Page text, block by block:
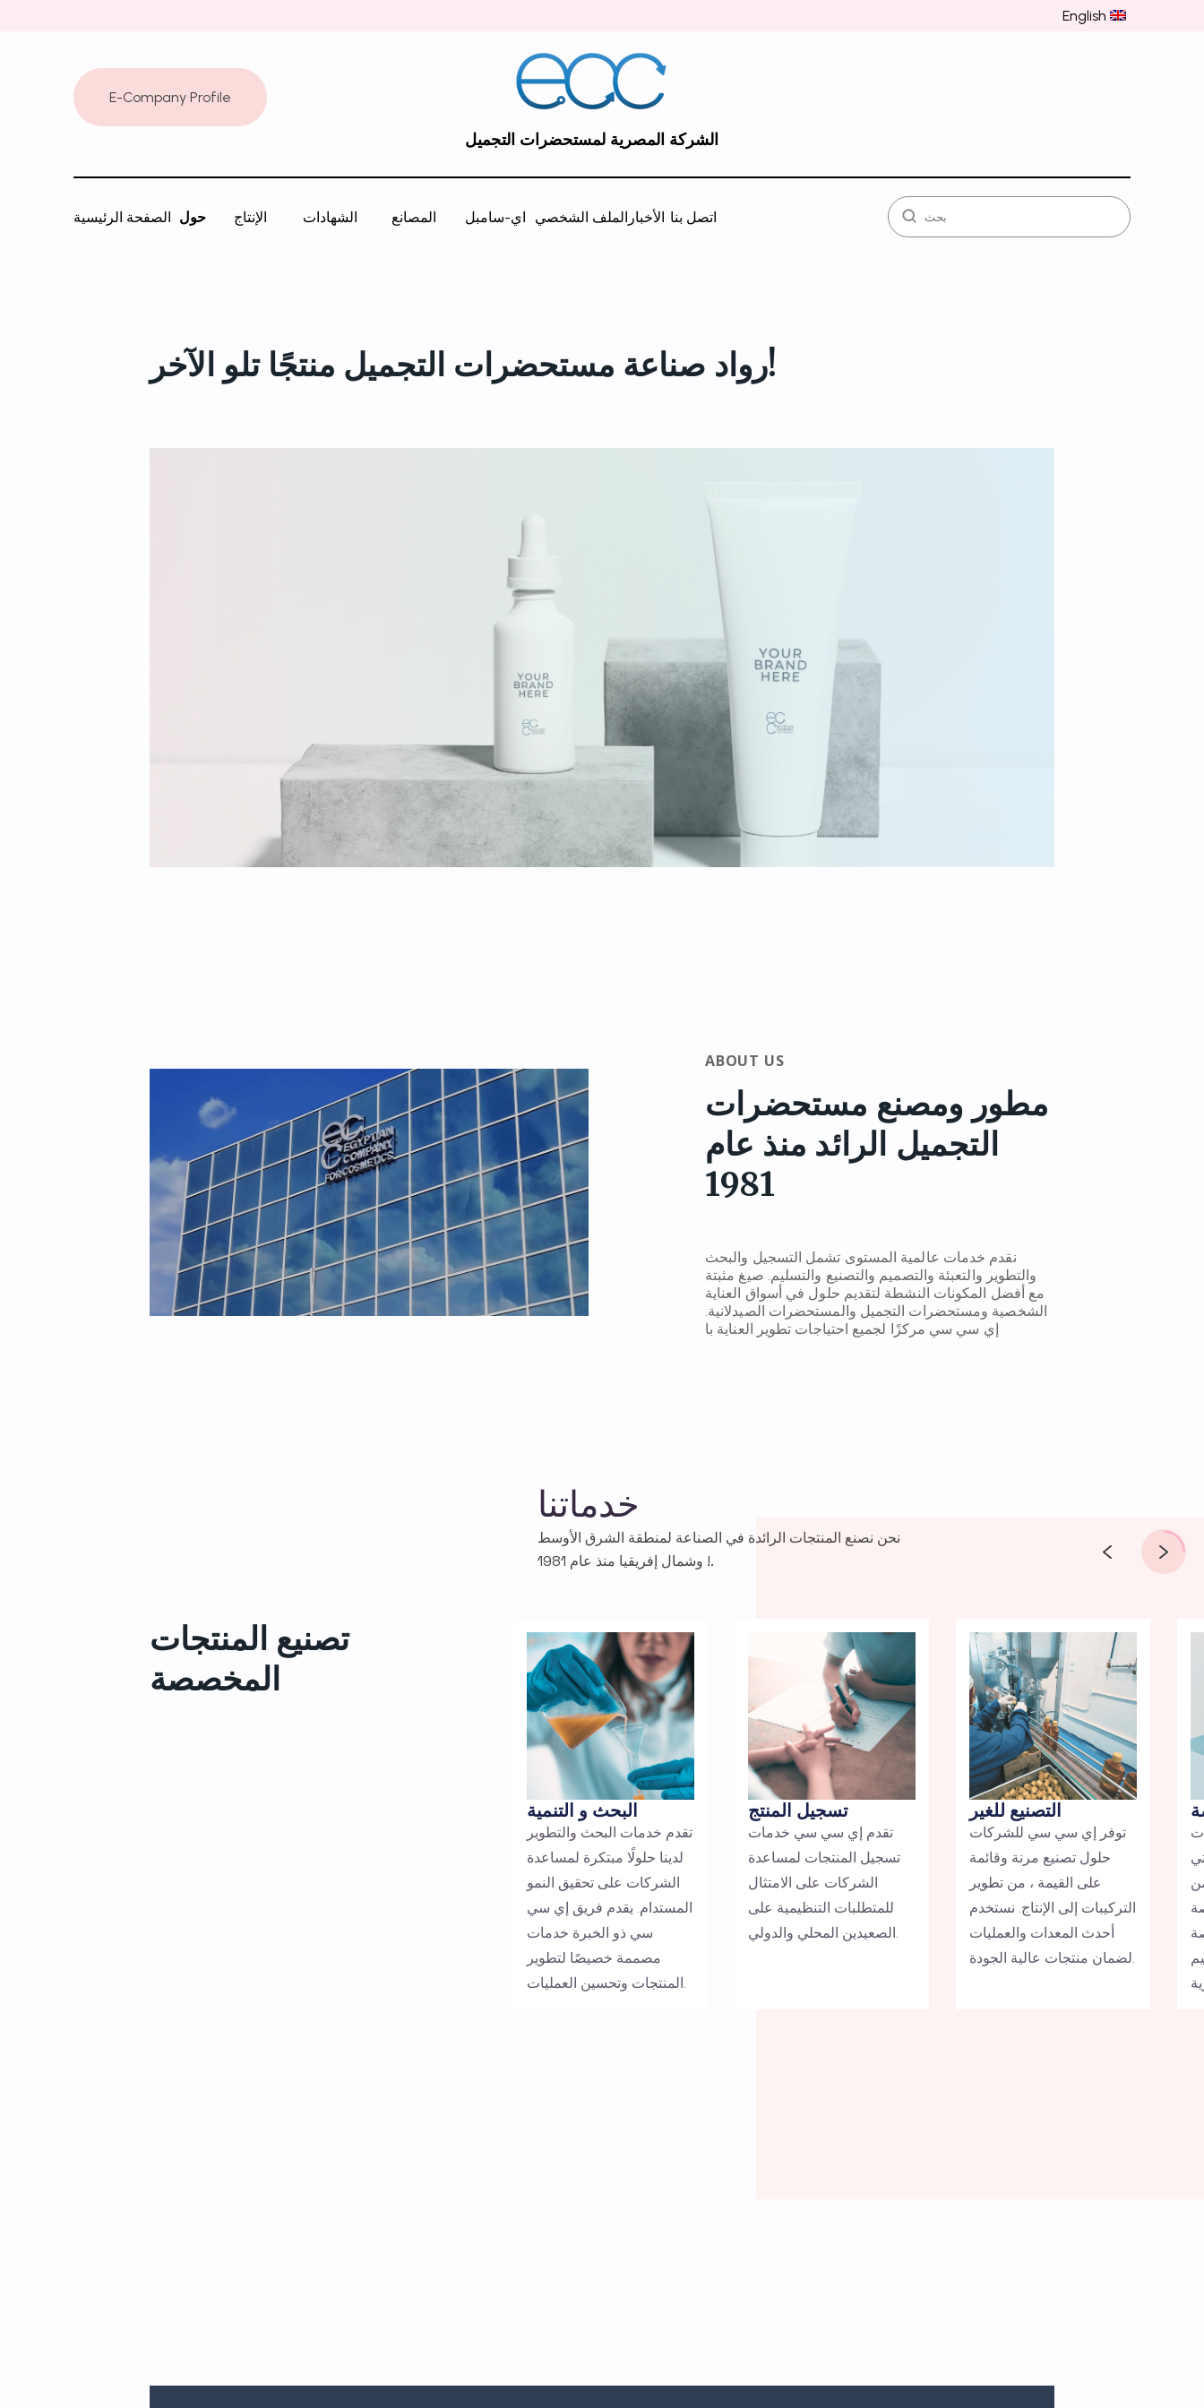
English
E-Company Profile
الشركة المصرية لمستحضرات التجميل
الصفحة الرئيسية حول الإنتاج الشهادات المصانع اي-سامبل الملف الشخصي الأخبار اتصل بنا
رواد صناعة مستحضرات التجميل منتجًا تلو الآخر!
ABOUT US
مطور ومصنع مستحضرات
التجميل الرائد منذ عام
1981
نقدم خدمات عالمية المستوى تشمل التسجيل والبحث
والتطوير والتعبئة والتصميم والتصنيع والتسليم. صيغ مثبتة
مع أفضل المكونات النشطة لتقديم حلول في أسواق العناية
الشخصية ومستحضرات التجميل والمستحضرات الصيدلانية.
إي سي سي مركزًا لجميع احتياجات تطوير العناية با
خدماتنا
نحن نصنع المنتجات الرائدة في الصناعة لمنطقة الشرق الأوسط
وشمال إفريقيا منذ عام 1981 !.
تصنيع المنتجات
المخصصة
البحث و التنمية
تقدم خدمات البحث والتطوير
لدينا حلولًا مبتكرة لمساعدة
الشركات على تحقيق النمو
المستدام. يقدم فريق إي سي
سي ذو الخبرة خدمات
مصممة خصيصًا لتطوير
المنتجات وتحسين العمليات.
تسجيل المنتج
تقدم إي سي سي خدمات
تسجيل المنتجات لمساعدة
الشركات على الامتثال
للمتطلبات التنظيمية على
الصعيدين المحلي والدولي.
التصنيع للغير
توفر إي سي سي للشركات
حلول تصنيع مرنة وقائمة
على القيمة ، من تطوير
التركيبات إلى الإنتاج. نستخدم
أحدث المعدات والعمليات
لضمان منتجات عالية الجودة.